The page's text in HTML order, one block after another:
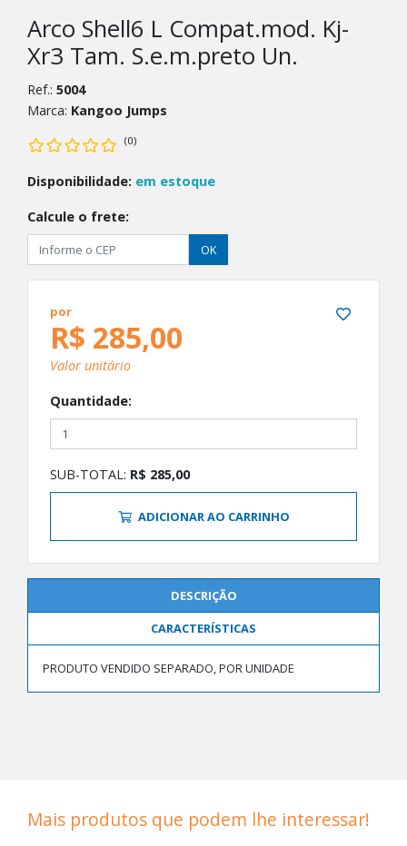
Arco Shell6 L Compat.mod. Kj-
Xr3 Tam. S.e.m.preto Un.
Ref.: 5004
Marca: Kangoo Jumps
(0)
Disponibilidade: em estoque
Calcule o frete:
OK
por
R$ 285,00
Valor unitário
Quantidade:
SUB-TOTAL: R$ 285,00
ADICIONAR AO CARRINHO
DESCRIÇÃO
CARACTERÍSTICAS
PRODUTO VENDIDO SEPARADO, POR UNIDADE
Mais produtos que podem lhe interessar!